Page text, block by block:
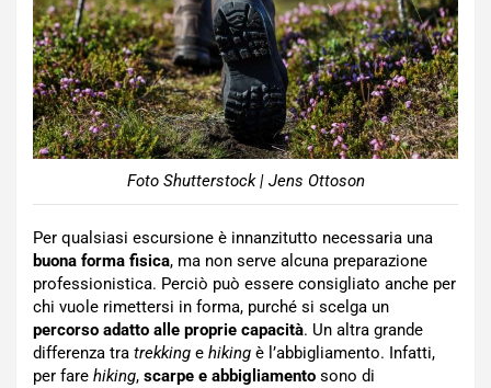
Foto Shutterstock | Jens Ottoson
Per qualsiasi escursione è innanzitutto necessaria una
buona forma fisica, ma non serve alcuna preparazione
professionistica. Perciò può essere consigliato anche per
chi vuole rimettersi in forma, purché si scelga un
percorso adatto alle proprie capacità. Un altra grande
differenza tra trekking e hiking è l’abbigliamento. Infatti,
per fare hiking, scarpe e abbigliamento sono di